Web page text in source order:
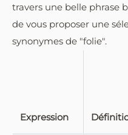
travers une belle phrase
de vous proposer une
synonymes de "folie".
Expression